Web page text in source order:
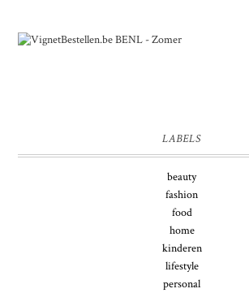
LABELS
beauty
fashion
food
home
kinderen
lifestyle
personal